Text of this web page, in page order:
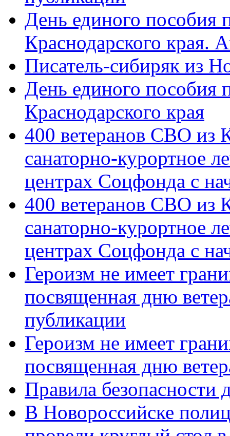
День единого пособия
Краснодарского края.
Писатель-сибиряк из
День единого пособия
Краснодарского края
400 ветеранов СВО из
санаторно-курортное
центрах Соцфонда с
400 ветеранов СВО из
санаторно-курортное
центрах Соцфонда с
Героизм не имеет
посвященная дню
публикации
Героизм не имеет
посвященная дню
Правила безопасности
В Новороссийске